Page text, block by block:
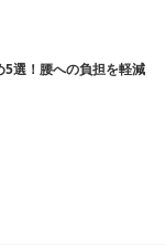
5選！腰への負担を軽減